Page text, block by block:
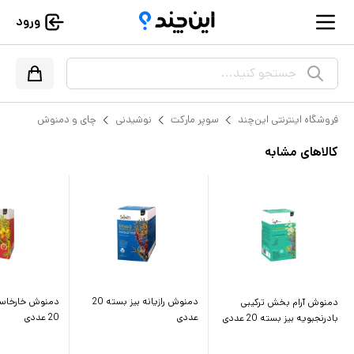
ورود
جستجو کنید...
فروشگاه اینترنتی این‌چند سوپر مارکت نوشیدنی چای و دمنوش
کالاهای مشابه
دمنوش آرام بخش ترکیبی
بادرنجبویه بیز بسته 20 عددی
دمنوش رازیانه بیز بسته 20
عددی
دمنوش
20 عددی